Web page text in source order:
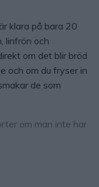
klara på bara 20
linfrön och
om det blir bröd
och om du fryser in
de som
om man inte har